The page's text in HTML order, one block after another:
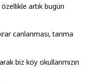
artık bugün
canlanması, tarıma
biz köy okullarımızın